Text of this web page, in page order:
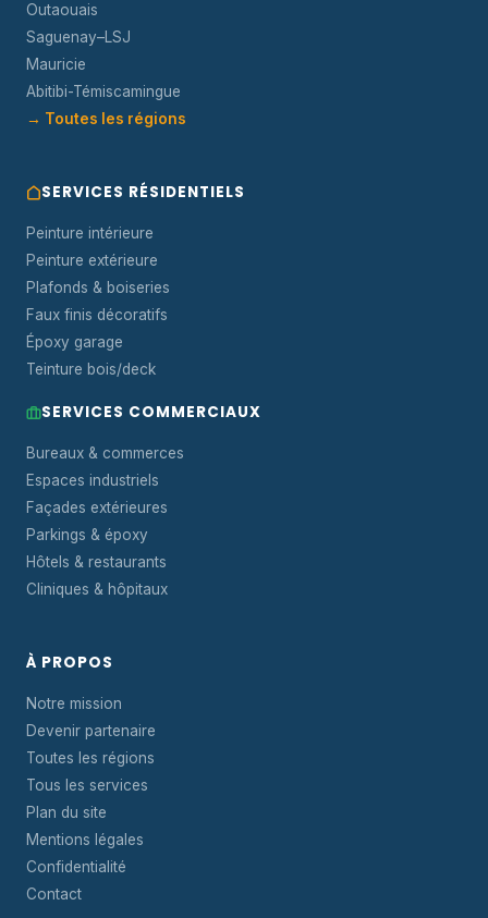
Outaouais
Saguenay–LSJ
Mauricie
Abitibi-Témiscamingue
→ Toutes les régions
SERVICES RÉSIDENTIELS
Peinture intérieure
Peinture extérieure
Plafonds & boiseries
Faux finis décoratifs
Époxy garage
Teinture bois/deck
SERVICES COMMERCIAUX
Bureaux & commerces
Espaces industriels
Façades extérieures
Parkings & époxy
Hôtels & restaurants
Cliniques & hôpitaux
À PROPOS
Notre mission
Devenir partenaire
Toutes les régions
Tous les services
Plan du site
Mentions légales
Confidentialité
Contact